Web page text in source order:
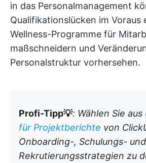
in das Personalmanagement
Qualifikationslücken im Voraus
Wellness-Programme für
maßschneidern und
Personalstruktur vorhersehen.
Profi-Tipp💡: Wählen Sie aus
für Projektberichte von
Onboarding-, Schulungs- und
Rekrutierungsstrategien zu